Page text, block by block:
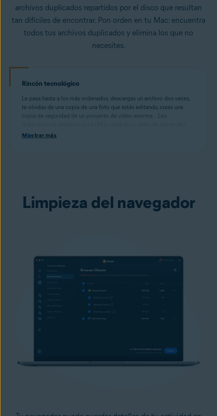
archivos duplicados repartidos por el disco que resultan
tan difíciles de encontrar. Pon orden en tu Mac: encuentra
todos tus archivos duplicados y elimina los que no
necesites.
Rincón tecnológico
Le pasa hasta a los más ordenados: descargas un archivo dos veces,
te olvidas de una copia de una foto que estás editando, creas una
copia de seguridad de un proyecto de vídeo enorme... Los
cuenta, estás desperdiciando gigabytes de espacio de disco en
Mostrar más
Limpieza del navegador